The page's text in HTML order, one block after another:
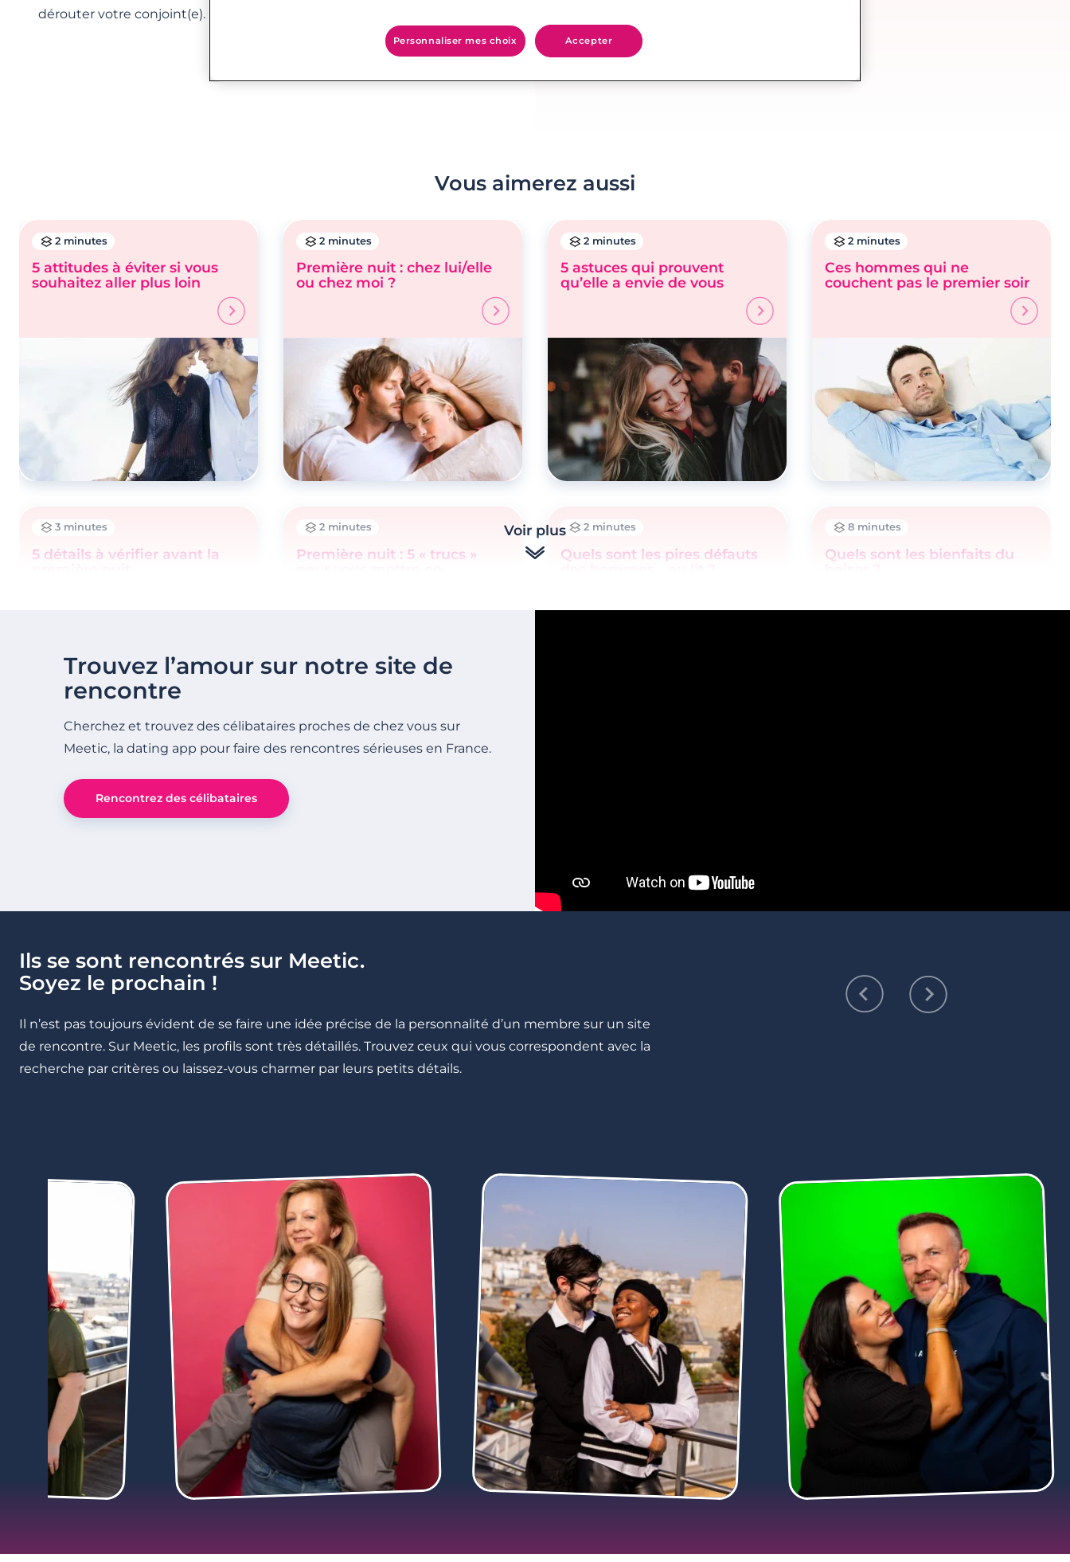
dérouter votre conjoint(e).
Vous aimerez aussi
2 minutes
5 attitudes à éviter si vous
souhaitez aller plus loin
2 minutes
Première nuit : chez lui/elle
ou chez moi ?
2 minutes
5 astuces qui prouvent
qu’elle a envie de vous
2 minutes
Ces hommes qui ne
couchent pas le premier soir
3 minutes
5 détails à vérifier avant la
2 minutes
Première nuit : 5 « trucs »
2 minutes
Quels sont les pires défauts
8 minutes
Quels sont les bienfaits du
Voir plus
Trouvez l’amour sur notre site de
rencontre
Cherchez et trouvez des célibataires proches de chez vous sur
Meetic, la dating app pour faire des rencontres sérieuses en France.
Rencontrez des célibataires
Ils se sont rencontrés sur Meetic.
Soyez le prochain !
Il n’est pas toujours évident de se faire une idée précise de la personnalité d’un membre sur un site
de rencontre. Sur Meetic, les profils sont très détaillés. Trouvez ceux qui vous correspondent avec la
recherche par critères ou laissez-vous charmer par leurs petits détails.
Personnaliser mes choix Accepter